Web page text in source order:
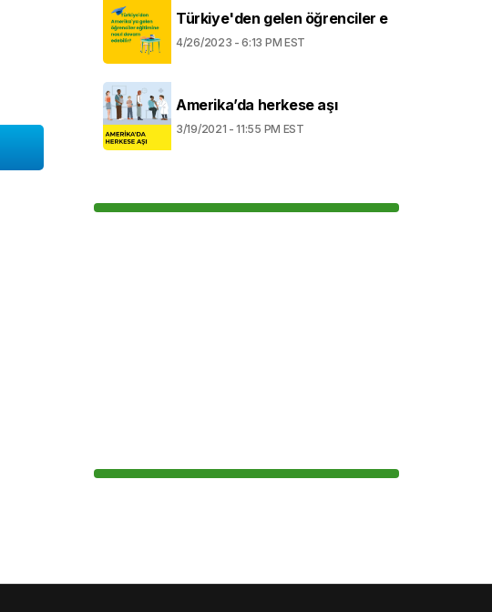
Türkiye'den gelen öğrenciler e
4/26/2023 - 6:13 PM EST
Amerika’da herkese aşı
3/19/2021 - 11:55 PM EST